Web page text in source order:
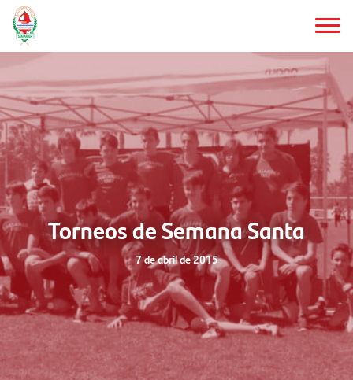
Saltar
al
contenido
Torneos de Semana Santa
7 de abril de 2015